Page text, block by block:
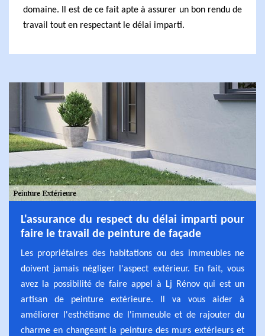
domaine. Il est de ce fait apte à assurer un bon rendu de
travail tout en respectant le délai imparti.
L'assurance du respect du délai imparti pour
faire le travail de peinture de façade
Les propriétaires des habitations ou des immeubles ne
doivent jamais négliger l'aspect extérieur. En fait, vous
avez la possibilité de faire appel à Lj Rénov qui est un
artisan de peinture extérieure. Il va vous aider à
améliorer l'esthétisme de l'immeuble et de rajouter du
charme en changeant la peinture des murs extérieurs et